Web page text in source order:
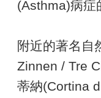
(Asthma)病症
附近的著名自
Zinnen / Tre
蒂納(Cortina